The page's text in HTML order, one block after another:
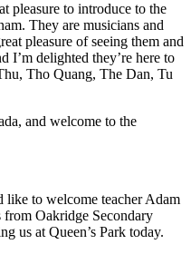
pleasure to introduce to the
They are musicians and
pleasure of seeing them and
I’m delighted they’re here to
Tho Quang, The Dan, Tu
and welcome to the
like to welcome teacher Adam
Oakridge Secondary
us at Queen’s Park today.